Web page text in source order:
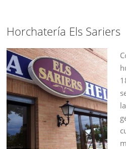
Horchatería Els Sariers